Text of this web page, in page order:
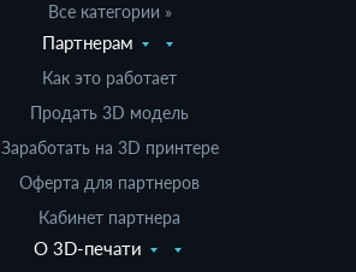
Все категории »
Партнерам
Как это работает
Продать 3D модель
Заработать на 3D принтере
Оферта для партнеров
Кабинет партнера
О 3D-печати